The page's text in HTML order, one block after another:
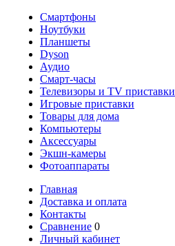
Смартфоны
Ноутбуки
Планшеты
Dyson
Аудио
Смарт-часы
Телевизоры и TV приставки
Игровые приставки
Товары для дома
Компьютеры
Аксесcуары
Экшн-камеры
Фотоаппараты
Главная
Доставка и оплата
Контакты
Сравнение 0
Личный кабинет